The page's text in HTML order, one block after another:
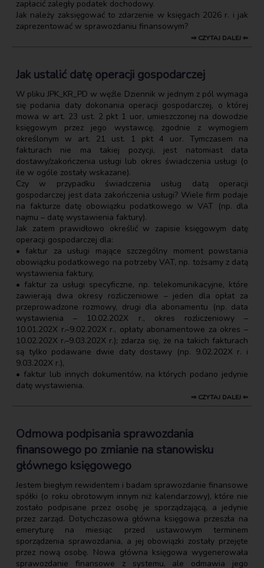
zapłacić zaległy podatek dochodowy.
Jak należy zaksięgować to zdarzenie w księgach 2026 r. i jak
zaprezentować w sprawozdaniu finansowym?
⇒ CZYTAJ DALEJ ⇐
Jak ustalić datę operacji gospodarczej
W pliku JPK_KR_PD w węźle Dziennik w jednym z pól wymaga
się podania daty dokonania operacji gospodarczej, o której
mowa w art. 23 ust. 2 pkt 1 uor, umieszczonej na dowodzie
księgowym przez jego wystawcę, zgodnie z wymogiem
określonym w art. 21 ust. 1 pkt 4 uor. Tymczasem na
fakturach nie ma takiej pozycji, jest natomiast data
dostawy/zakończenia usługi lub okres świadczenia usługi (o
ile w ogóle zostały wskazane).
Czy w przypadku świadczenia usług datą operacji
gospodarczej jest data zakończenia usługi? Wiele firm podaje
na fakturze datę obowiązku podatkowego w VAT (np. dla
najmu – datę wystawienia faktury).
Jak zatem prawidłowo określić w zapisie księgowym datę
operacji gospodarczej dla:
• faktur za usługi mające szczególny moment powstania
obowiązku podatkowego na potrzeby VAT, np. tożsamy z datą
wystawienia faktury,
• faktur za usługi specyficzne, np. telekomunikacyjne, które
zawierają dwa okresy rozliczeniowe – jeden dla opłat za
przeprowadzone rozmowy, drugi dla abonamentu (np. data
wystawienia – 10.02.202X r., okres rozliczeniowy –
10.01.202X r.–9.02.202X r., opłaty abonamentowe za okres –
10.02.202X r.–9.03.202X r.); zdarza się, że na takich fakturach
są tylko podawane dwie daty dostawy (np. 9.02.202X r. i
9.03.202X r.),
• faktur lub innych dokumentów, na których podano jedynie
datę wystawienia.
⇒ CZYTAJ DALEJ ⇐
Odmowa podpisania sprawozdania
finansowego po zmianie na stanowisku
głównego księgowego
Jestem biegłym rewidentem i badam sprawozdanie finansowe
spółki (o roku obrotowym innym niż kalendarzowy), które nie
zostało podpisane przez osobę je sporządzającą, a jedynie
przez zarząd. Dotychczasowa główna księgowa przeszła na
emeryturę na miesiąc przed ustawowym terminem
sporządzenia sprawozdania, a jej obowiązki zostały przejęte
przez nową osobę. Nowa główna księgowa wygenerowała
sprawozdanie finansowe z systemu, ale odmawia jego